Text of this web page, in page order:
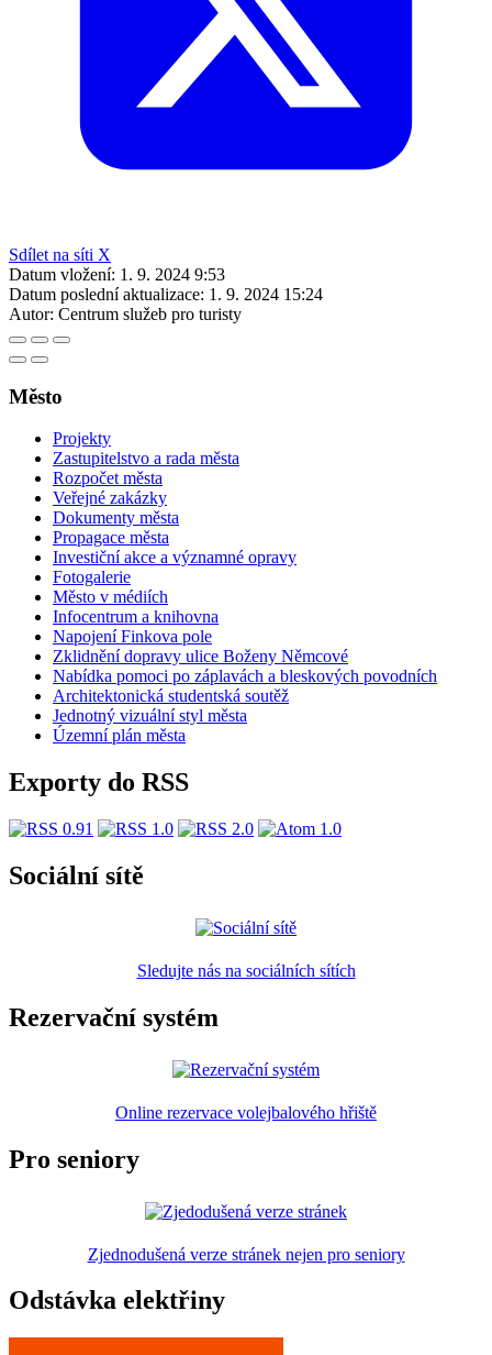
Sdílet na síti X
Datum vložení: 1. 9. 2024 9:53
Datum poslední aktualizace: 1. 9. 2024 15:24
Autor: Centrum služeb pro turisty
Město
Projekty
Zastupitelstvo a rada města
Rozpočet města
Veřejné zakázky
Dokumenty města
Propagace města
Investiční akce a významné opravy
Fotogalerie
Město v médiích
Infocentrum a knihovna
Napojení Finkova pole
Zklidnění dopravy ulice Boženy Němcové
Nabídka pomoci po záplavách a bleskových povodních
Architektonická studentská soutěž
Jednotný vizuální styl města
Územní plán města
Exporty do RSS
Sociální sítě
Sledujte nás na sociálních sítích
Rezervační systém
Online rezervace volejbalového hřiště
Pro seniory
Zjednodušená verze stránek nejen pro seniory
Odstávka elektřiny